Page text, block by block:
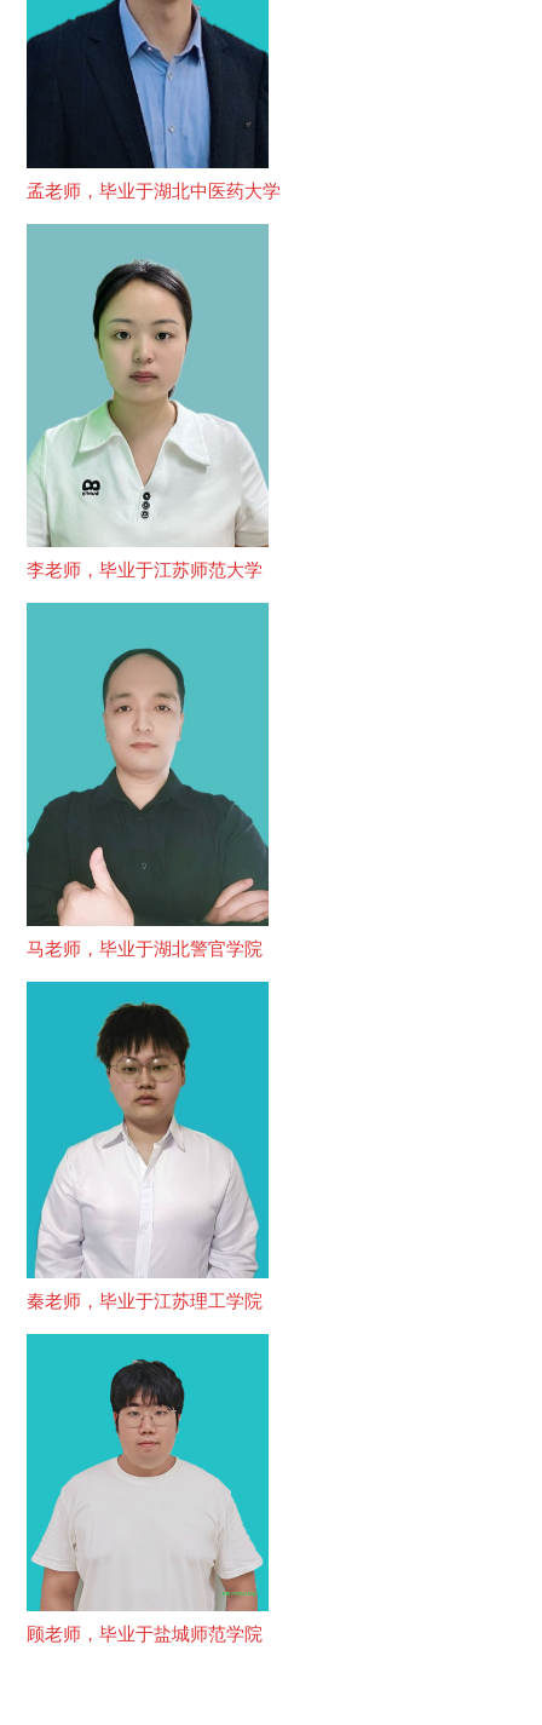
孟老师，毕业于湖北中医药大学
李老师，毕业于江苏师范大学
马老师，毕业于湖北警官学院
秦老师，毕业于江苏理工学院
顾老师，毕业于盐城师范学院